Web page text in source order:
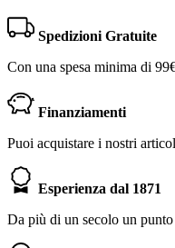
Spedizioni Gratuite
Con una spesa minima di
Finanziamenti
Puoi acquistare i nostri
Esperienza dal 1871
Da più di un secolo un